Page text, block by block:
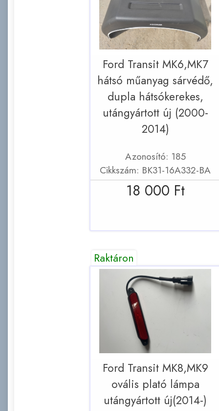
Ford Transit MK6,MK7
hátsó műanyag sárvédő,
dupla hátsókerekes,
utángyártott új (2000-
2014)
Azonosító: 185
Cikkszám: BK31-16A332-BA
18 000 Ft
Raktáron
Ford Transit MK8,MK9
ovális plató lámpa
utángyártott új(2014-)